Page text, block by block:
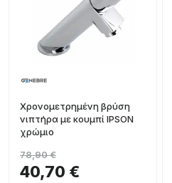
Χρονομετρημένη βρύση
νιπτήρα με κουμπί IPSON
χρώμιο
40,70 €
78,90 €